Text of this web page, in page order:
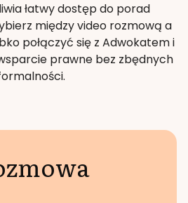
łatwy dostęp do porad
między video rozmową a
połączyć się z Adwokatem i
prawne bez zbędnych